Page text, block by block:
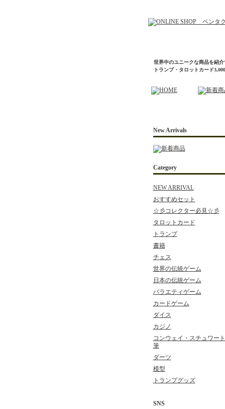
世界中のユニークな商品を紹
トランプ・タロットカード
New Arrivals
Category
NEW ARRIVAL
おすすめセット
☆彡コレクター必見☆彡
タロットカード
トランプ
書籍
チェス
世界の伝統ゲーム
日本の伝統ゲーム
バラエティゲーム
カードゲーム
ダイス
カジノ
コンウェイ・スチュワー
筆
ダーツ
模型
トランプグッズ
SNS